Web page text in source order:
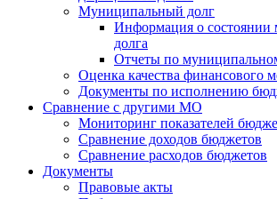
Муниципальный долг
Информация о состоянии
долга
Отчеты по
Оценка качества финансового
Документы по исполнению
Сравнение с другими МО
Мониторинг показателей
Сравнение доходов бюджетов
Сравнение расходов бюджетов
Документы
Правовые акты